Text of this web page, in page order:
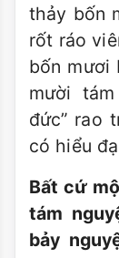
thảy bốn
rốt ráo
bốn mươi
mười
đức” rao
có hiểu
Bất cứ
tám
bảy